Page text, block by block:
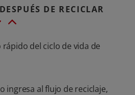
DE RECICLAR
del ciclo de vida de
ingresa al flujo de reciclaje,